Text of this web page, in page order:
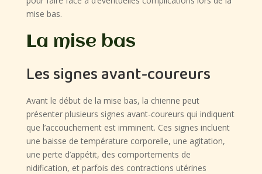
mise bas.
La mise bas
Les signes avant-coureurs
Avant le début de la mise bas, la chienne peut
présenter plusieurs signes avant-coureurs qui indiquent
que l’accouchement est imminent. Ces signes incluent
une baisse de température corporelle, une agitation,
une perte d’appétit, des comportements de
nidification, et parfois des contractions utérines